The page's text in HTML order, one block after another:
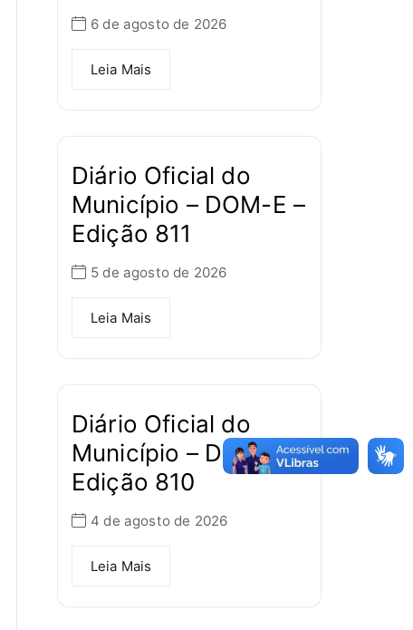
6 de agosto de 2026
Leia Mais
Diário Oficial do
Município – DOM-E –
Edição 811
5 de agosto de 2026
Leia Mais
Diário Oficial do
Município – DOM-E –
Edição 810
4 de agosto de 2026
Leia Mais